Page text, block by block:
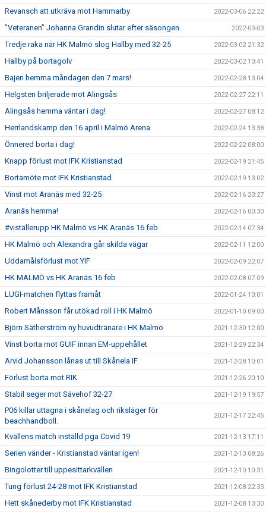
Revansch att utkräva mot Hammarby 2022-03-06 22:22
”Veteranen” Johanna Grandin slutar efter säsongen. 2022-03-03
Tredje raka när HK Malmö slog Hallby med 32-25 2022-03-02 21:32
Hallby på bortagolv 2022-03-02 10:41
Bajen hemma måndagen den 7 mars! 2022-02-28 13:04
Helgsten briljerade mot Alingsås 2022-02-27 22:11
Alingsås hemma väntar i dag! 2022-02-27 08:12
Herrlandskamp den 16 april i Malmö Arena 2022-02-24 13:38
Önnered borta i dag! 2022-02-22 08:00
Knapp förlust mot IFK Kristianstad 2022-02-19 21:45
Bortamöte mot IFK Kristianstad 2022-02-19 13:02
Vinst mot Aranäs med 32-25 2022-02-16 23:27
Aranäs hemma! 2022-02-16 00:30
#viställerupp HK Malmö vs HK Aranäs 16 feb 2022-02-14 07:34
HK Malmö och Alexandra går skilda vägar 2022-02-11 12:00
Uddamålsförlust mot YIF 2022-02-09 22:07
HK MALMÖ vs HK Aranäs 16 feb 2022-02-08 07:09
LUGI-matchen flyttas framåt 2022-01-24 10:01
Robert Månsson får utökad roll i HK Malmö 2022-01-10 09:00
Björn Sätherström ny huvudtränare i HK Malmö 2021-12-30 12:00
Vinst borta mot GUIF innan EM-uppehållet 2021-12-29 22:34
Arvid Johansson lånas ut till Skånela IF 2021-12-28 10:01
Förlust borta mot RIK 2021-12-26 20:10
Stabil seger mot Sävehof 32-27 2021-12-19 19:57
P06 killar uttagna i skånelag och riksläger för
beachhandboll.
2021-12-17 22:45
Kvällens match inställd pga Covid 19 2021-12-13 17:11
Serien vänder - Kristianstad väntar igen! 2021-12-13 08:26
Bingolotter till uppesittarkvällen 2021-12-10 10:31
Tung förlust 24-28 mot IFK Kristianstad 2021-12-08 22:33
Hett skånederby mot IFK Kristianstad 2021-12-08 13:30